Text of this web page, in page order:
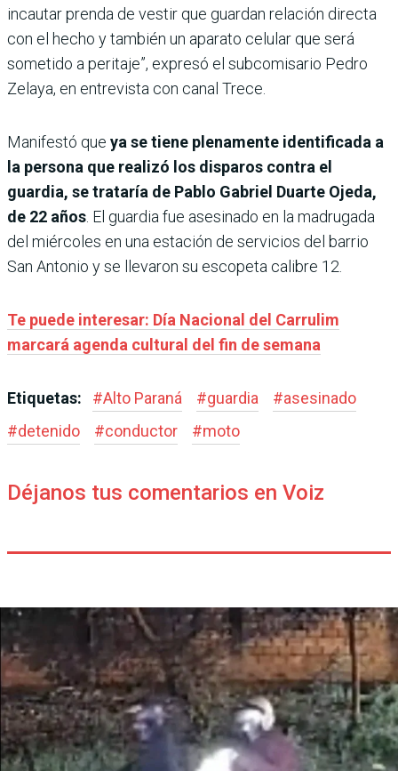
incautar prenda de vestir que guardan relación directa
con el hecho y también un aparato celular que será
sometido a peritaje”, expresó el subcomisario Pedro
Zelaya, en entrevista con canal Trece.
Manifestó que ya se tiene plenamente identificada a
la persona que realizó los disparos contra el
guardia, se trataría de Pablo Gabriel Duarte Ojeda,
de 22 años. El guardia fue asesinado en la madrugada
del miércoles en una estación de servicios del barrio
San Antonio y se llevaron su escopeta calibre 12.
Te puede interesar: Día Nacional del Carrulim
marcará agenda cultural del fin de semana
Etiquetas: #Alto Paraná #guardia #asesinado
#detenido #conductor #moto
Déjanos tus comentarios en Voiz